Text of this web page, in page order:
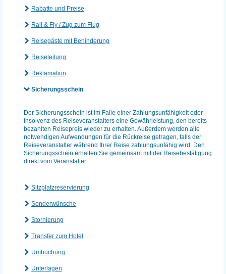
Rabatte und Preise
Rail & Fly / Zug zum Flug
Reisegäste mit Behinderung
Reiseleitung
Reklamation
Sicherungsschein
Der Sicherungsschein ist im Falle einer Zahlungsunfähigkeit oder
Insolvenz des Reiseveranstalters eine Gewährleistung, den bereits
bezahlten Reisepreis wieder zu erhalten. Außerdem werden alle
notwendigen Aufwendungen für die Rückreise getragen, falls der
Reiseveranstalter während Ihrer Reise zahlungsunfähig wird. Den
Sicherungsschein erhalten Sie gemeinsam mit der Reisebestätigung
direkt vom Veranstalter.
Sitzplatzreservierung
Sonderwünsche
Stornierung
Transfer zum Hotel
Umbuchung
Unterlagen